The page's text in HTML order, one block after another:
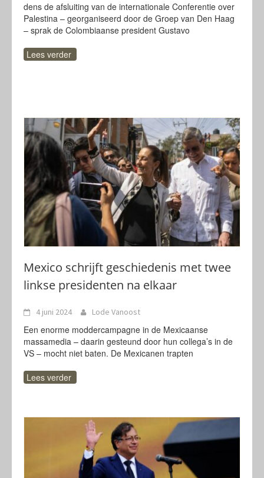
dens de afsluiting van de internationale Conferentie over
Palestina – georganiseerd door de Groep van Den Haag
– sprak de Colombiaanse president Gustavo
Lees verder
Mexico schrijft geschiedenis met twee
linkse presidenten na elkaar
4 juni 2024 Lode Vanoost
Een enorme moddercampagne in de Mexicaanse
massamedia – daarin gesteund door hun collega’s in de
VS – mocht niet baten. De Mexicanen trapten
Lees verder